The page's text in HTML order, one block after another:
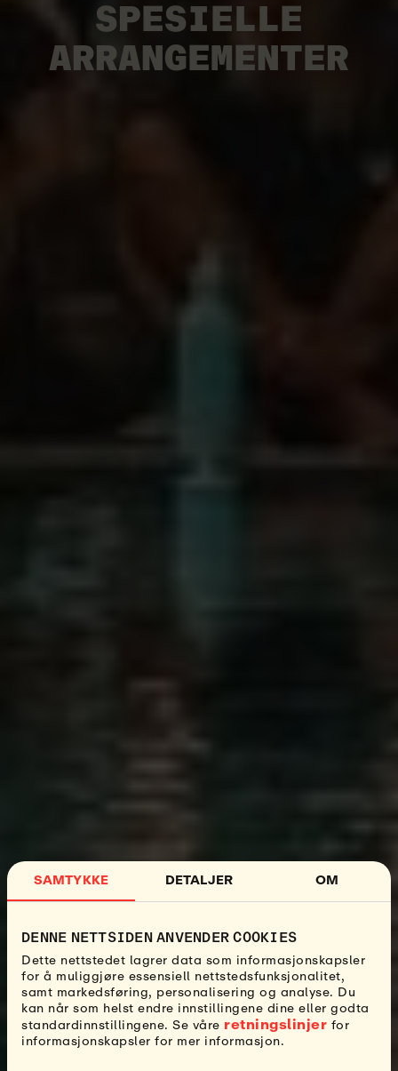
SAMTYKKE DETALJER OM
DENNE NETTSIDEN ANVENDER COOKIES
Dette nettstedet lagrer data som informasjonskapsler
for å muliggjøre essensiell nettstedsfunksjonalitet,
samt markedsføring, personalisering og analyse. Du
kan når som helst endre innstillingene dine eller godta
standardinnstillingene. Se våre retningslinjer for
informasjonskapsler for mer informasjon.
SPESIELLE
ARRANGEMENTER